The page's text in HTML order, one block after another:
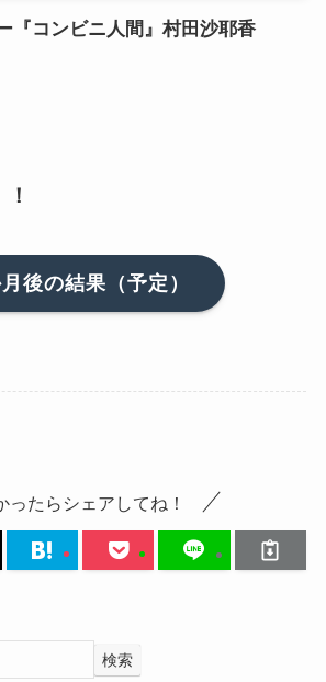
『コンビニ人間』村田沙耶香
後の結果（予定）
ったらシェアしてね！
検索